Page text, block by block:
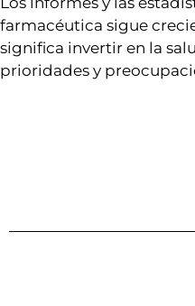
farmacéutica sigue
significa invertir en la
prioridades y